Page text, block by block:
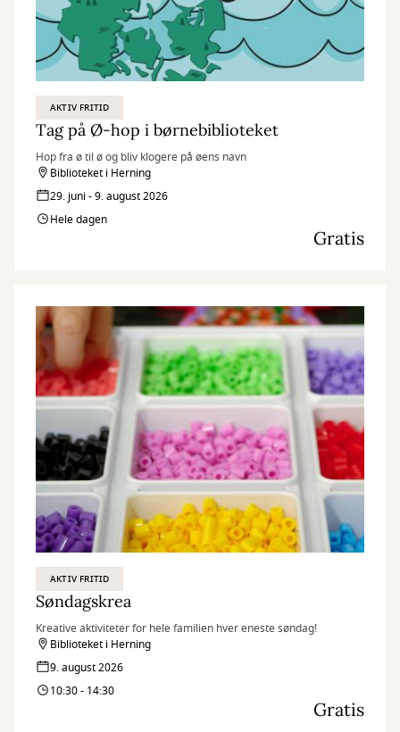
AKTIV FRITID
Tag på Ø-hop i børnebiblioteket
Hop fra ø til ø og bliv klogere på øens navn
Biblioteket i Herning
29. juni - 9. august 2026
Hele dagen
Gratis
AKTIV FRITID
Søndagskrea
Kreative aktiviteter for hele familien hver eneste søndag!
Biblioteket i Herning
9. august 2026
10:30 - 14:30
Gratis